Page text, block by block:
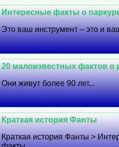
Интересные факты о
Это ваш инструмент – это и
20 малоизвестных фактов о
Они живут более 90 лет...
Краткая история Фанты
Краткая история Фанты >